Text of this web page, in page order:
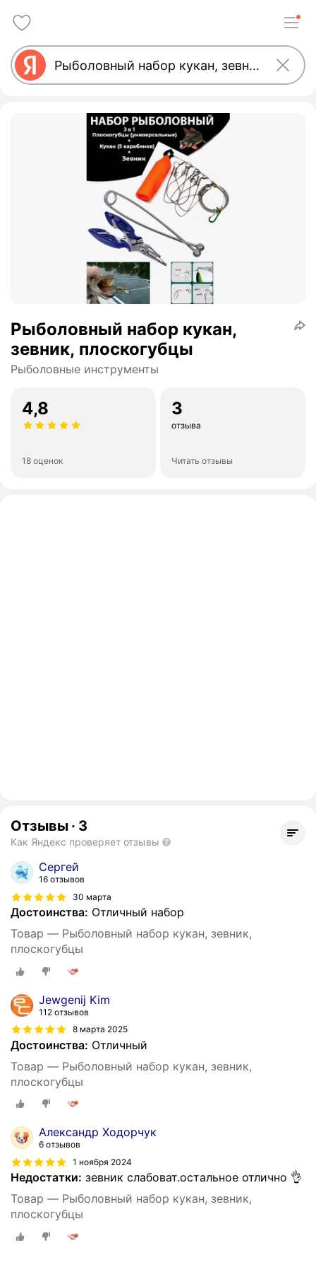
Рыболовный набор кукан,
зевник, плоскогубцы
Рыболовные инструменты
4,8
18 оценок
3
отзыва
Читать отзывы
Отзывы · 3
Как Яндекс проверяет отзывы
Сергей
16 отзывов
30 марта
Достоинства: Отличный набор
Товар — Рыболовный набор кукан, зевник,
плоскогубцы
Jewgenij Kim
112 отзывов
8 марта 2025
Достоинства: Отличный
Товар — Рыболовный набор кукан, зевник,
плоскогубцы
Александр Ходорчук
6 отзывов
1 ноября 2024
Недостатки: зевник слабоват.остальное отлично 👌
Товар — Рыболовный набор кукан, зевник,
плоскогубцы